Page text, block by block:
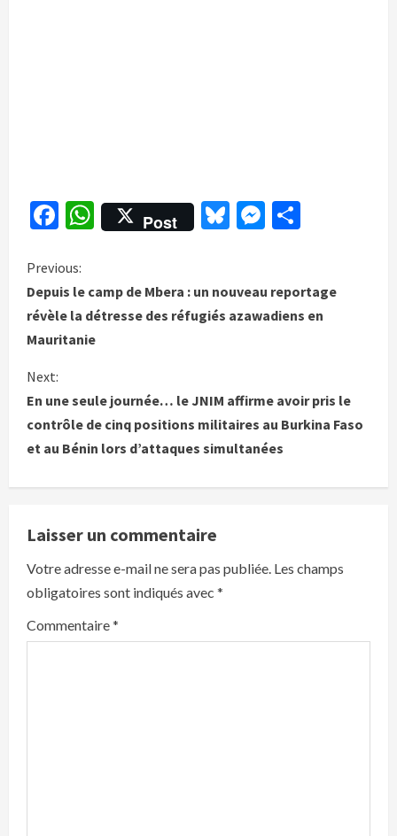
Facebook
WhatsApp
Post Bluesky
C
o
n
t
i
n
u
e
R
e
a
Previous:
Depuis le camp de Mbera : un nouveau reportage
révèle la détresse des réfugiés azawadiens en
Mauritanie
Next:
En une seule journée… le JNIM affirme avoir pris le
contrôle de cinq positions militaires au Burkina Faso
et au Bénin lors d’attaques simultanées
Laisser un commentaire
Votre adresse e-mail ne sera pas publiée. Les champs
obligatoires sont indiqués avec *
Commentaire*